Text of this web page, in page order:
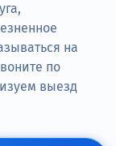
на
по
выезд